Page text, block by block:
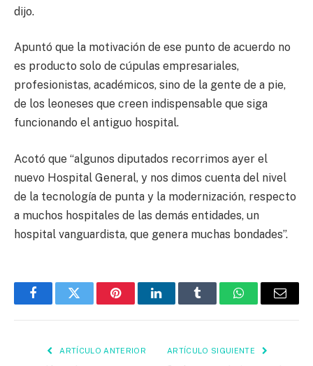
dijo.
Apuntó que la motivación de ese punto de acuerdo no
es producto solo de cúpulas empresariales,
profesionistas, académicos, sino de la gente de a pie,
de los leoneses que creen indispensable que siga
funcionando el antiguo hospital.
Acotó que “algunos diputados recorrimos ayer el
nuevo Hospital General, y nos dimos cuenta del nivel
de la tecnología de punta y la modernización, respecto
a muchos hospitales de las demás entidades, un
hospital vanguardista, que genera muchas bondades”.
FacebookTwitter PinterestLinkedInTumblr WhatsAppEmail
ARTÍCULO ANTERIOR ARTÍCULO SIGUIENTE